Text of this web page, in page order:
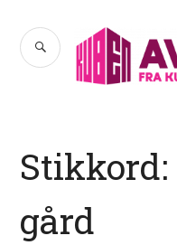
innhold
SØK
Stikkord:
gård